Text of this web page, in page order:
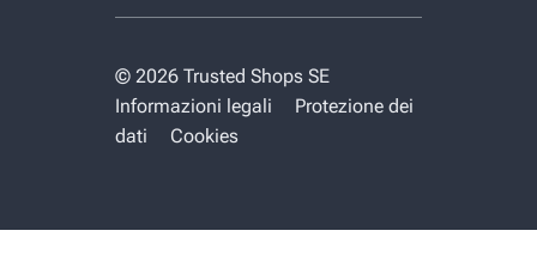
© 2026 Trusted Shops SE
Informazioni legali
Protezione dei
dati
Cookies